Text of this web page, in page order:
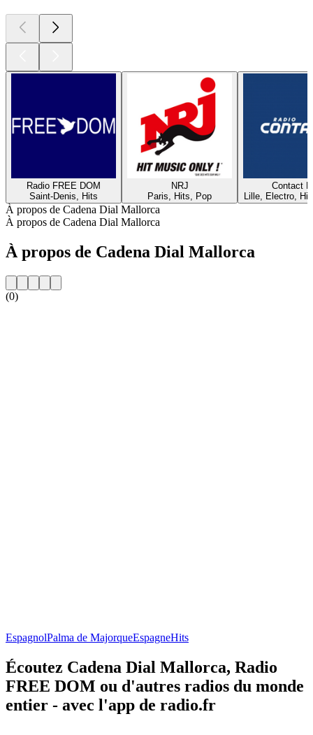
Radio FREE DOM
Saint-Denis, Hits
NRJ
Paris, Hits, Pop
Contact
Lille, Electro,
À propos de Cadena Dial Mallorca
À propos de Cadena Dial Mallorca
À propos de Cadena Dial Mallorca
(0)
EspagnolPalma de MajorqueEspagneHits
Écoutez Cadena Dial Mallorca, Radio
FREE DOM ou d'autres radios du monde
entier - avec l'app de radio.fr